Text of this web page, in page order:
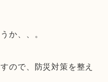
か、、。
ので、防災対策を整え